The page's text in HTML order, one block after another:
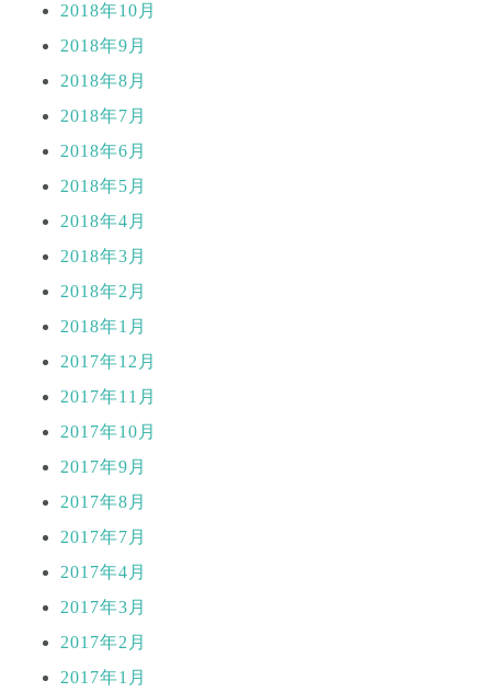
2018年10月
2018年9月
2018年8月
2018年7月
2018年6月
2018年5月
2018年4月
2018年3月
2018年2月
2018年1月
2017年12月
2017年11月
2017年10月
2017年9月
2017年8月
2017年7月
2017年4月
2017年3月
2017年2月
2017年1月